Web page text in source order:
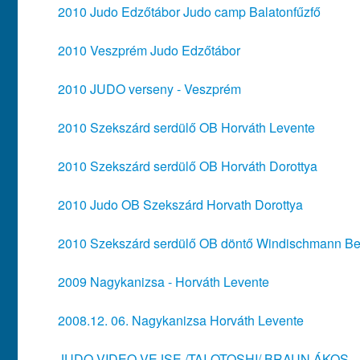
2010 Judo Edzőtábor Judo camp Balatonfűzfő
2010 Veszprém Judo Edzőtábor
2010 JUDO verseny - Veszprém
2010 Szekszárd serdülő OB Horváth Levente
2010 Szekszárd serdülő OB Horváth Dorottya
2010 Judo OB Szekszárd Horvath Dorottya
2010 Szekszárd serdülő OB döntő Windischmann
2009 Nagykanizsa - Horváth Levente
2008.12. 06. Nagykanizsa Horváth Levente